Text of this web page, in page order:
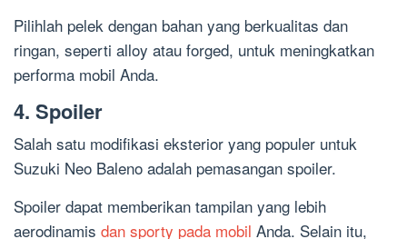
Pilihlah pelek dengan bahan yang berkualitas dan
ringan, seperti alloy atau forged, untuk meningkatkan
performa mobil Anda.
4. Spoiler
Salah satu modifikasi eksterior yang populer untuk
Suzuki Neo Baleno adalah pemasangan spoiler.
Spoiler dapat memberikan tampilan yang lebih
aerodinamis dan sporty pada mobil Anda. Selain itu,